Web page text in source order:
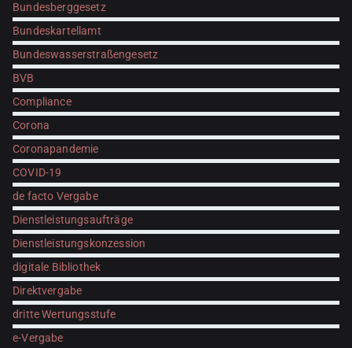
Bundesberggesetz
Bundeskartellamt
Bundeswasserstraßengesetz
BVB
Compliance
Corona
Coronapandemie
COVID-19
de facto Vergabe
Dienstleistungsaufträge
Dienstleistungskonzession
digitale Bibliothek
Direktvergabe
dritte Wertungsstufe
e-Vergabe